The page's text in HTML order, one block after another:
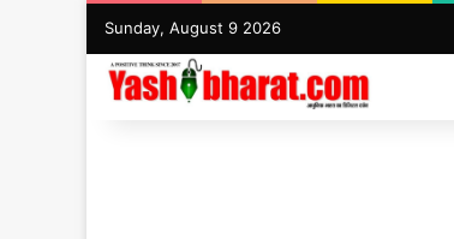
Sunday, August 9 2026